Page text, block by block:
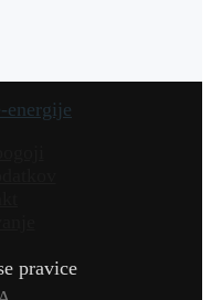
pravice